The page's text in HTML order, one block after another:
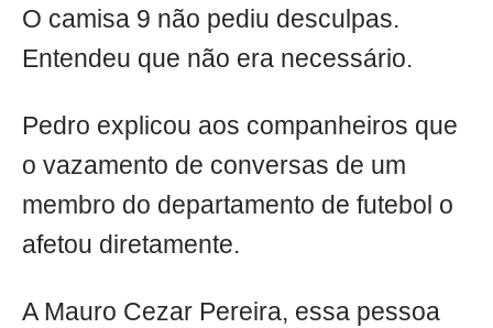
O camisa 9 não pediu desculpas.
Entendeu que não era necessário.
Pedro explicou aos companheiros que
o vazamento de conversas de um
membro do departamento de futebol o
afetou diretamente.
A Mauro Cezar Pereira, essa pessoa